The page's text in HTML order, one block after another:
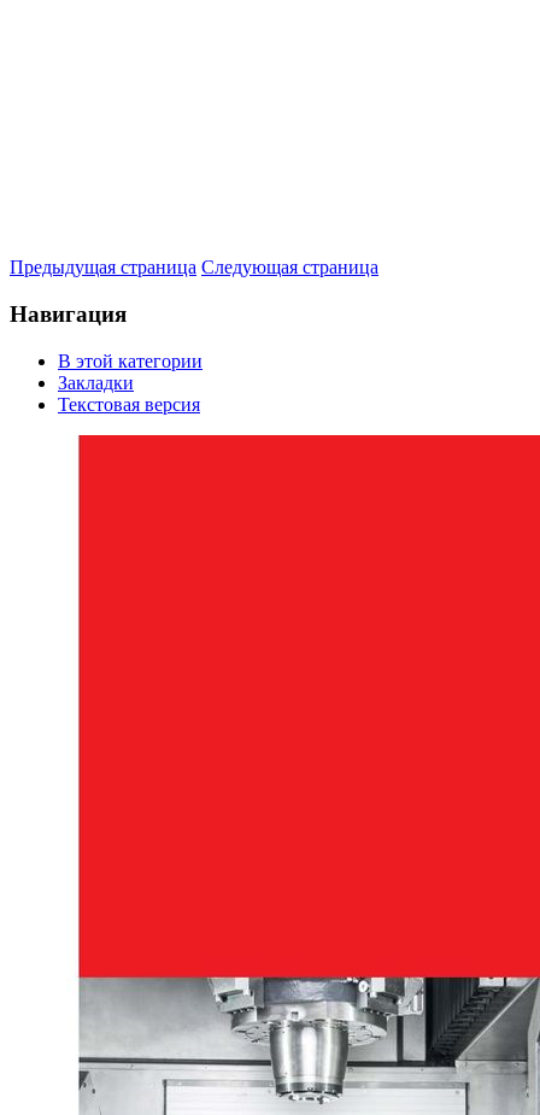
Предыдущая страница Следующая страница
Навигация
В этой категории
Закладки
Текстовая версия